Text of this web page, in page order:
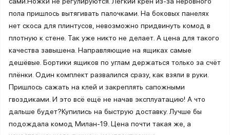
пола пришлось вытягивать палочками. На боковых панелях
нет скоса для плинтусов, невозможно придвинуть комод в
плотную к стене. Так уже никто не делает. А цена для такого
качества завышена. Направляющие на ящиках самые
дешёвые. Бортики ящиков по углам держаться только за счёт
плёнки. Один комплект развалился сразу, как взяли в руки.
Пришлось сажать на клей и закреплять сапожными
гвоздиками. И это всё ещё не начав эксплуатацию! А что
дальше будет?Купились на быструю доставку. Лучше бы
подождала комод Милан-19. Цена почти такая же, а